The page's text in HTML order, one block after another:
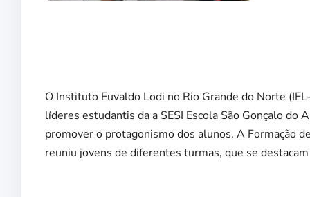
O Instituto Euvaldo Lodi no Rio Grande do Norte
líderes estudantis da a SESI Escola São Gonçalo
promover o protagonismo dos alunos. A Formação
reuniu jovens de diferentes turmas, que se